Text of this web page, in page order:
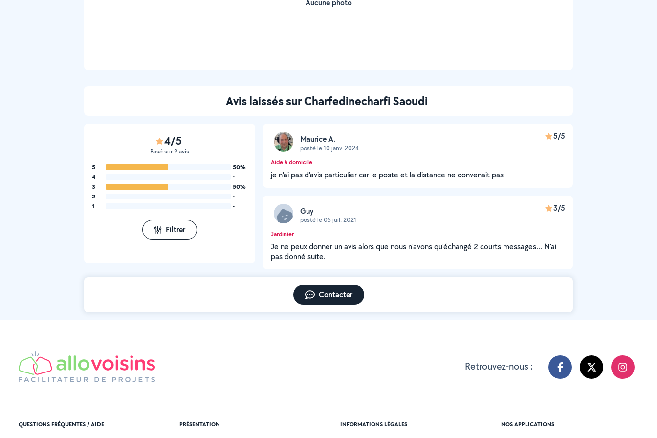
Aucune photo
Avis laissés sur Charfedinecharfi Saoudi
4/5
Basé sur 2 avis
5
50%
4
-
3
50%
2
-
1
-
Filtrer
Maurice A.
posté le 10 janv. 2024
5/5
Aide à domicile
je n'ai pas d'avis particulier car le poste et la distance ne convenait pas
Guy
posté le 05 juil. 2021
3/5
Jardinier
Je ne peux donner un avis alors que nous n'avons qu'échangé 2 courts messages... N'ai
pas donné suite.
Contacter
Retrouvez-nous :
QUESTIONS FRÉQUENTES / AIDE PRÉSENTATION INFORMATIONS LÉGALES NOS APPLICATIONS